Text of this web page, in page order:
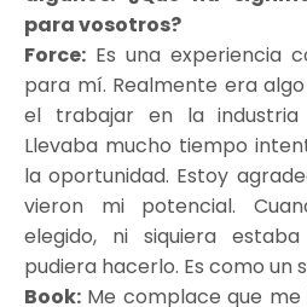
para vosotros?
Force: Es una experiencia
para mí. Realmente era
el trabajar en la industria
Llevaba mucho tiempo
la oportunidad. Estoy
vieron mi potencial.
elegido, ni siquiera
pudiera hacerlo. Es como un
Book: Me complace que